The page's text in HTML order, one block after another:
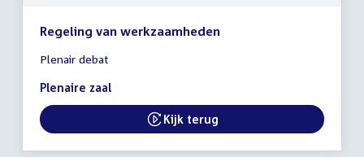
Regeling van werkzaamheden
vergadering
13:20
13:45
uur
Plenair debat
Plenaire zaal
External link:
Kijk terug